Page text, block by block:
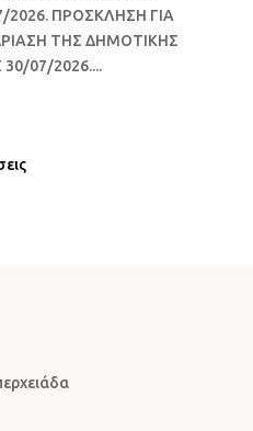
2026. ΠΡΟΣΚΛΗΣΗ ΓΙΑ
ΤΗΣ ΔΗΜΟΤΙΚΗΣ
07/2026....